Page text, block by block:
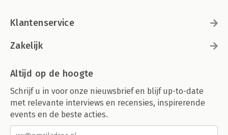
Klantenservice
Zakelijk
Altijd op de hoogte
Schrijf u in voor onze nieuwsbrief en blijf up-to-date
met relevante interviews en recensies, inspirerende
events en de beste acties.